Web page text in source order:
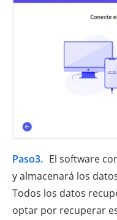
Paso3. El software
y almacenará los
Todos los datos
optar por recuperar